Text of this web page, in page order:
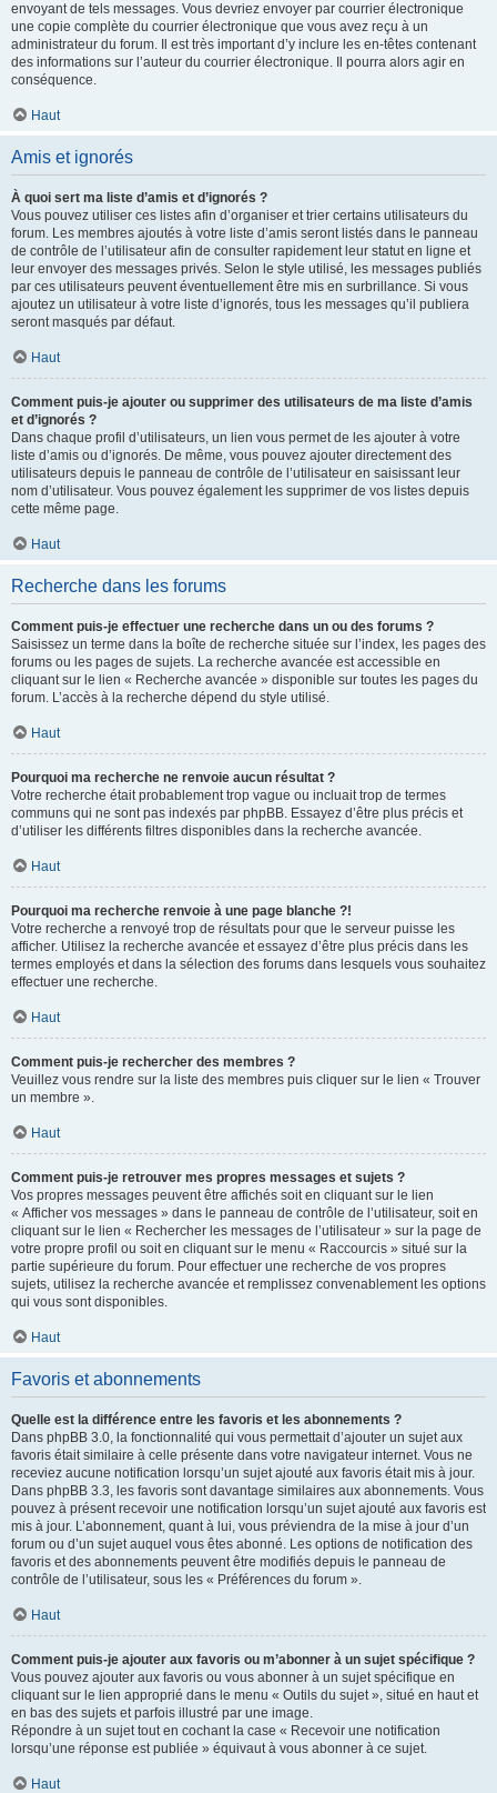
envoyant de tels messages. Vous devriez envoyer par courrier électronique
une copie complète du courrier électronique que vous avez reçu à un
administrateur du forum. Il est très important d’y inclure les en-têtes contenant
des informations sur l’auteur du courrier électronique. Il pourra alors agir en
conséquence.
Haut
Amis et ignorés
À quoi sert ma liste d’amis et d’ignorés ?
Vous pouvez utiliser ces listes afin d’organiser et trier certains utilisateurs du
forum. Les membres ajoutés à votre liste d’amis seront listés dans le panneau
de contrôle de l’utilisateur afin de consulter rapidement leur statut en ligne et
leur envoyer des messages privés. Selon le style utilisé, les messages publiés
par ces utilisateurs peuvent éventuellement être mis en surbrillance. Si vous
ajoutez un utilisateur à votre liste d’ignorés, tous les messages qu’il publiera
seront masqués par défaut.
Haut
Comment puis-je ajouter ou supprimer des utilisateurs de ma liste d’amis
et d’ignorés ?
Dans chaque profil d’utilisateurs, un lien vous permet de les ajouter à votre
liste d’amis ou d’ignorés. De même, vous pouvez ajouter directement des
utilisateurs depuis le panneau de contrôle de l’utilisateur en saisissant leur
nom d’utilisateur. Vous pouvez également les supprimer de vos listes depuis
cette même page.
Haut
Recherche dans les forums
Comment puis-je effectuer une recherche dans un ou des forums ?
Saisissez un terme dans la boîte de recherche située sur l’index, les pages des
forums ou les pages de sujets. La recherche avancée est accessible en
cliquant sur le lien « Recherche avancée » disponible sur toutes les pages du
forum. L’accès à la recherche dépend du style utilisé.
Haut
Pourquoi ma recherche ne renvoie aucun résultat ?
Votre recherche était probablement trop vague ou incluait trop de termes
communs qui ne sont pas indexés par phpBB. Essayez d’être plus précis et
d’utiliser les différents filtres disponibles dans la recherche avancée.
Haut
Pourquoi ma recherche renvoie à une page blanche ?!
Votre recherche a renvoyé trop de résultats pour que le serveur puisse les
afficher. Utilisez la recherche avancée et essayez d’être plus précis dans les
termes employés et dans la sélection des forums dans lesquels vous souhaitez
effectuer une recherche.
Haut
Comment puis-je rechercher des membres ?
Veuillez vous rendre sur la liste des membres puis cliquer sur le lien « Trouver
un membre ».
Haut
Comment puis-je retrouver mes propres messages et sujets ?
Vos propres messages peuvent être affichés soit en cliquant sur le lien
« Afficher vos messages » dans le panneau de contrôle de l’utilisateur, soit en
cliquant sur le lien « Rechercher les messages de l’utilisateur » sur la page de
votre propre profil ou soit en cliquant sur le menu « Raccourcis » situé sur la
partie supérieure du forum. Pour effectuer une recherche de vos propres
sujets, utilisez la recherche avancée et remplissez convenablement les options
qui vous sont disponibles.
Haut
Favoris et abonnements
Quelle est la différence entre les favoris et les abonnements ?
Dans phpBB 3.0, la fonctionnalité qui vous permettait d’ajouter un sujet aux
favoris était similaire à celle présente dans votre navigateur internet. Vous ne
receviez aucune notification lorsqu’un sujet ajouté aux favoris était mis à jour.
Dans phpBB 3.3, les favoris sont davantage similaires aux abonnements. Vous
pouvez à présent recevoir une notification lorsqu’un sujet ajouté aux favoris est
mis à jour. L’abonnement, quant à lui, vous préviendra de la mise à jour d’un
forum ou d’un sujet auquel vous êtes abonné. Les options de notification des
favoris et des abonnements peuvent être modifiés depuis le panneau de
contrôle de l’utilisateur, sous les « Préférences du forum ».
Haut
Comment puis-je ajouter aux favoris ou m’abonner à un sujet spécifique ?
Vous pouvez ajouter aux favoris ou vous abonner à un sujet spécifique en
cliquant sur le lien approprié dans le menu « Outils du sujet », situé en haut et
en bas des sujets et parfois illustré par une image.
Répondre à un sujet tout en cochant la case « Recevoir une notification
lorsqu’une réponse est publiée » équivaut à vous abonner à ce sujet.
Haut